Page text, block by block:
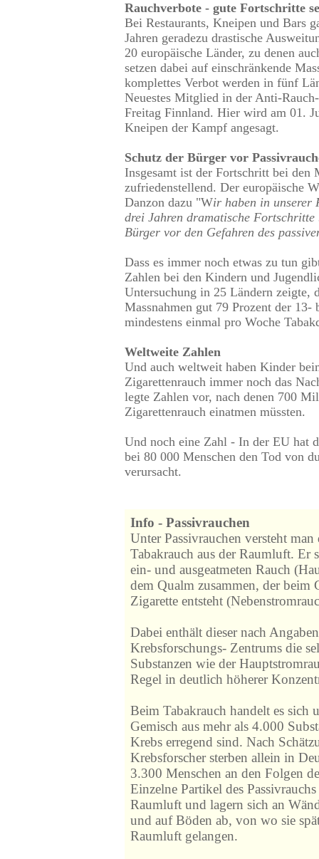
Rauchverbote - gute Fortschritte
Bei Restaurants, Kneipen und Bars
Jahren geradezu drastische
20 europäische Länder, zu denen
setzen dabei auf einschränkende
komplettes Verbot werden in fünf
Neuestes Mitglied in der Anti-
Freitag Finnland. Hier wird am 01.
Kneipen der Kampf angesagt.
Schutz der Bürger vor
Insgesamt ist der Fortschritt bei den
zufriedenstellend. Der europäische
Danzon dazu "Wir haben in unserer
drei Jahren dramatische Fortschritte
Bürger vor den Gefahren des
Dass es immer noch etwas zu tun
Zahlen bei den Kindern und
Untersuchung in 25 Ländern zeigte,
Massnahmen gut 79 Prozent der 13-
mindestens einmal pro Woche
Weltweite Zahlen
Und auch weltweit haben Kinder
Zigarettenrauch immer noch das
legte Zahlen vor, nach denen 700
Zigarettenrauch einatmen müssten.
Und noch eine Zahl - In der EU hat
bei 80 000 Menschen den Tod von
verursacht.
Info - Passivrauchen
Unter Passivrauchen versteht
Tabakrauch aus der Raumluft. Er
ein- und ausgeatmeten Rauch
dem Qualm zusammen, der beim
Zigarette entsteht
Dabei enthält dieser nach
Krebsforschungs- Zentrums die
Substanzen wie der
Regel in deutlich höherer
Beim Tabakrauch handelt es sich
Gemisch aus mehr als 4.000
Krebs erregend sind. Nach
Krebsforscher sterben allein in
3.300 Menschen an den Folgen
Einzelne Partikel des
Raumluft und lagern sich an
und auf Böden ab, von wo sie
Raumluft gelangen.